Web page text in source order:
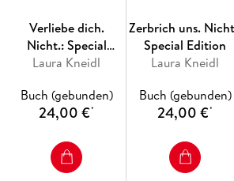
Herz gefährlich schneller schlagen . . .
großen Liebesgeschichte von Sage und
Verliebe dich.
Nicht.: Special
Edition
Laura Kneidl
Buch (gebunden)
24,00 €*
Zerbrich uns.
Special Edition
Laura Kneidl
Buch (gebunden)
24,00 €*